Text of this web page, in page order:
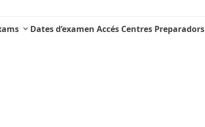
Dates d’examen Accés Centres Preparadors